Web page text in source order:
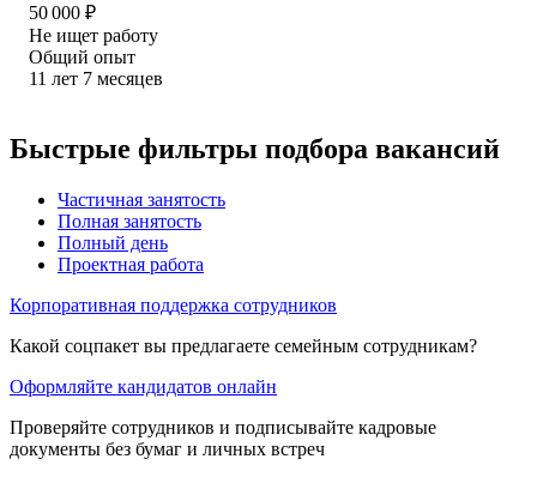
50 000 ₽
Не ищет работу
Общий опыт
11 лет 7 месяцев
Быстрые фильтры подбора вакансий
Частичная занятость
Полная занятость
Полный день
Проектная работа
Корпоративная поддержка сотрудников
Какой соцпакет вы предлагаете семейным сотрудникам?
Оформляйте кандидатов онлайн
Проверяйте сотрудников и подписывайте кадровые
документы без бумаг и личных встреч